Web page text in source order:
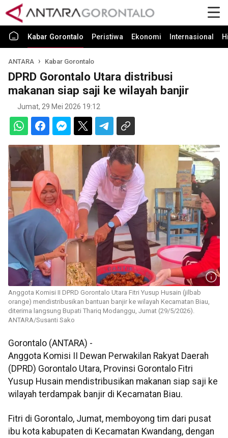
Kabar Gorontalo Peristiwa Ekonomi Internasional
ANTARA Kabar Gorontalo
DPRD Gorontalo Utara distribusi
makanan siap saji ke wilayah banjir
Jumat, 29 Mei 2026 19:12
Anggota Komisi II DPRD Gorontalo Utara Fitri Yusup Husain (jilbab
orange) mendistribusikan bantuan banjir ke wilayah Kecamatan Biau,
diterima langsung Bupati Thariq Modanggu, Jumat (29/5/2026).
ANTARA/Susanti Sako
Gorontalo (ANTARA) -
Anggota Komisi II Dewan Perwakilan Rakyat Daerah
(DPRD) Gorontalo Utara, Provinsi Gorontalo Fitri
Yusup Husain mendistribusikan makanan siap saji ke
wilayah terdampak banjir di Kecamatan Biau.
Fitri di Gorontalo, Jumat, memboyong tim dari pusat
ibu kota kabupaten di Kecamatan Kwandang, dengan